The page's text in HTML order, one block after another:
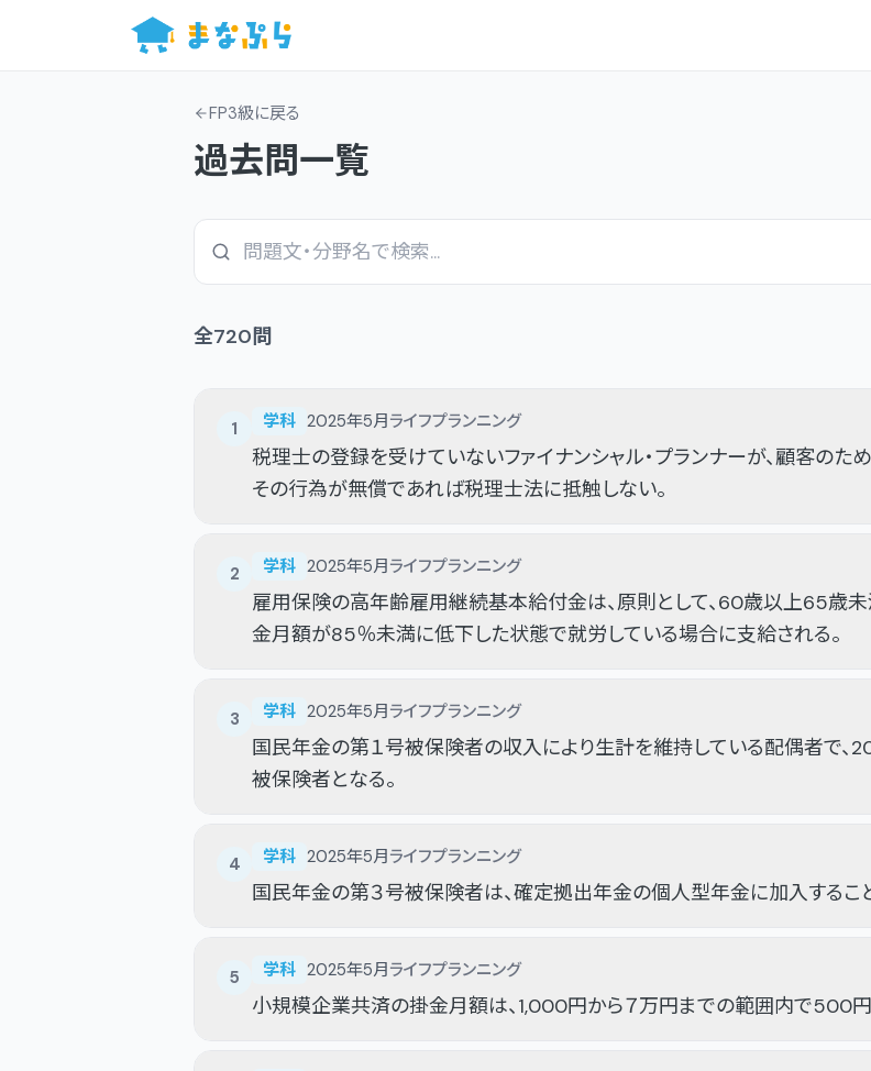
FP3級に戻る
過去問一覧
全720問
1 学科 2025年5月ライフプランニング
税理士の登録を受けていないファイナンシャル・プランナーが、顧客のた
その行為が無償であれば税理士法に抵触しない。
2 学科 2025年5月ライフプランニング
雇用保険の高年齢雇用継続基本給付金は、原則として、60歳以上65歳
金月額が85％未満に低下した状態で就労している場合に支給される。
3 学科 2025年5月ライフプランニング
国民年金の第１号被保険者の収入により生計を維持している配偶者で
被保険者となる。
4 学科 2025年5月ライフプランニング
国民年金の第３号被保険者は、確定拠出年金の個人型年金に加入するこ
5 学科 2025年5月ライフプランニング
小規模企業共済の掛金月額は、1,000円から７万円までの範囲内で500円